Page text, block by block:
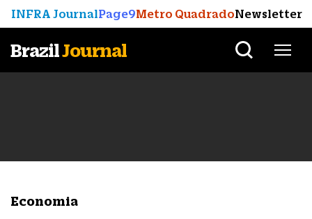
INFRA JournalPage9Metro QuadradoNewsletter
BrazilJournal
Economia